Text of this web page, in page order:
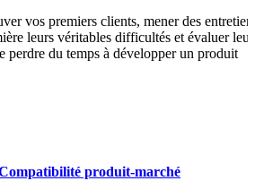
vos premiers clients, mener des
leurs véritables difficultés et évaluer leur
perdre du temps à développer un produit
produit-marché